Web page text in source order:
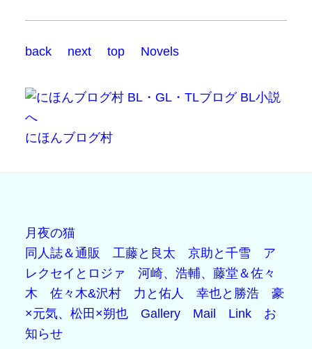
back next top Novels
にほんブログ村
月夜の猫
同人誌＆通販
工藤と良太 京助と千雪
ア
レクセイとロジァ
河崎、浩輔、藤堂＆佐々
木
佐々木&沢村 力と佑人 幸也と勝浩
豪
×元気、松田×朔也
Gallery Mail Link
お
知らせ